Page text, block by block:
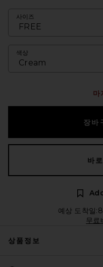
사이즈
색상
마
장바
바
예상 도착일
무료
상품정보